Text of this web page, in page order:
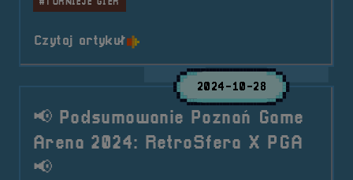
#TURNIEJE GIER
Czytaj artykuło tytule 2025.04.05-06 Mobilna
2024-10-28
📢 Podsumowanie Poznań Game
Arena 2024: RetroSfera X PGA
📢